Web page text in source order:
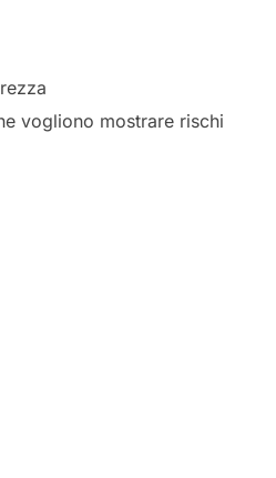
vogliono mostrare rischi